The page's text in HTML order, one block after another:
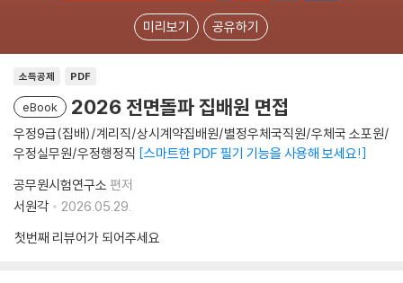
미리보기 공유하기
소득공제 PDF
eBook 2026 전면돌파 집배원 면접
우정9급(집배)/계리직/상시계약집배원/별정우체국직원/우체국 소포원/
우정실무원/우정행정직 스마트한 PDF 필기 기능을 사용해 보세요!
공무원시험연구소 편저
서원각
2026.05.29.
첫번째 리뷰어가 되어주세요